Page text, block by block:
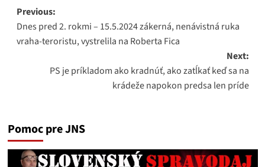
Post
navigation
Previous:
Dnes pred 2. rokmi – 15.5.2024 zákerná, nenávistná ruka
vraha-teroristu, vystrelila na Roberta Fica
Next:
PS je príkladom ako kradnúť, ako zatĺkať keď sa na
krádeže napokon predsa len príde
Pomoc pre JNS